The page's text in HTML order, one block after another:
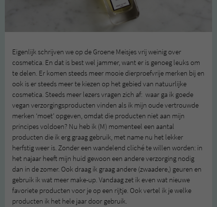
Eigenlijk schrijven we op de Groene Meisjes vrij weinig over
cosmetica. En dat is best wel jammer, want er is genoeg leuks om
te delen. Er komen steeds meer mooie dierproefvrije merken bij en
ook is er steeds meer te kiezen op het gebied van natuurlijke
cosmetica. Steeds meer lezers vragen zich af: waar ga ik goede
vegan verzorgingsproducten vinden als ik mijn oude vertrouwde
merken ‘moet’ opgeven, omdat die producten niet aan mijn
principes voldoen? Nu heb ik (M) momenteel een aantal
producten die ik erg graag gebruik, met name nu het lekker
herfstig weer is. Zonder een wandelend cliché te willen worden: in
het najaar heeft mijn huid gewoon een andere verzorging nodig
dan in de zomer. Ook draag ik graag andere (zwaadere,) geuren en
gebruik ik wat meer make-up. Vandaag zet ik even wat nieuwe
favoriete producten voor je op een rijtje. Ook vertel ik je welke
producten ik het hele jaar door gebruik.